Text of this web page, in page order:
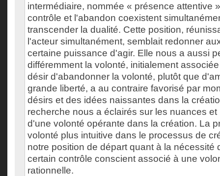
intermédiaire, nommée « présence attentive
contrôle et l'abandon coexistent
transcender la dualité. Cette position,
l'acteur simultanément, semblait redonner
certaine puissance d'agir. Elle nous a aussi
différemment la volonté, initialement
désir d'abandonner la volonté, plutôt que
grande liberté, a au contraire favorisé par
désirs et des idées naissantes dans la
recherche nous a éclairés sur les nuances
d'une volonté opérante dans la création. La
volonté plus intuitive dans le processus de
notre position de départ quant à la nécessité
certain contrôle conscient associé à une
rationnelle.